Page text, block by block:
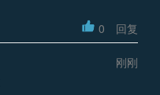
0 回复
刚刚